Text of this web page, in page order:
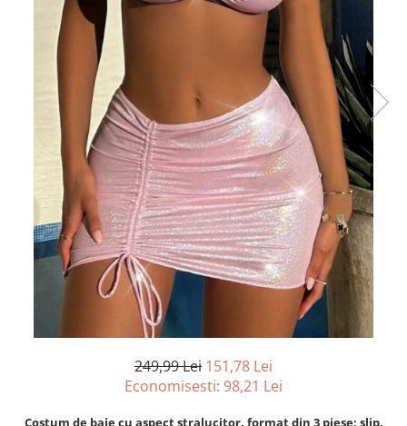
249,99 Lei 151,78 Lei
Economisesti: 98,21 Lei
Costum de baie cu aspect stralucitor, format din 3 piese: slip,